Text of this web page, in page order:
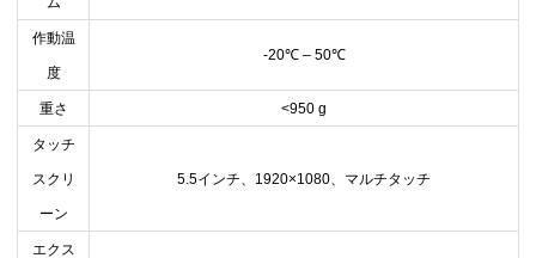
作動温
度
-20℃– 50℃
重さ <950 g
タッチ
スクリ
ーン
5.5インチ、 1920×1080、マルチタッチ
エクス